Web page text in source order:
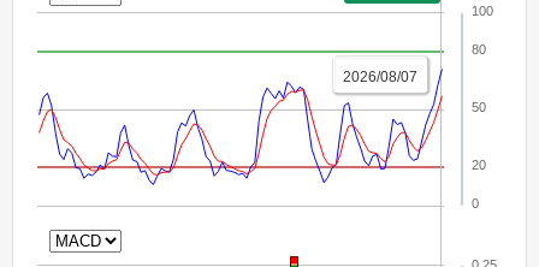
0
20
50
80
100
2026/08/07